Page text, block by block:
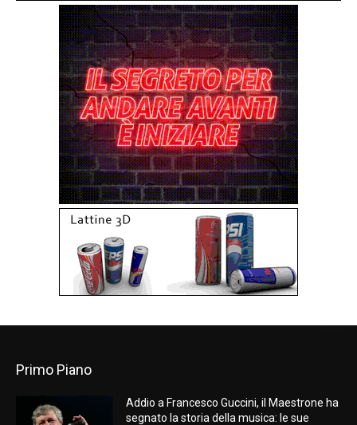
Primo Piano
Addio a Francesco Guccini, il Maestrone ha
segnato la storia della musica: le sue